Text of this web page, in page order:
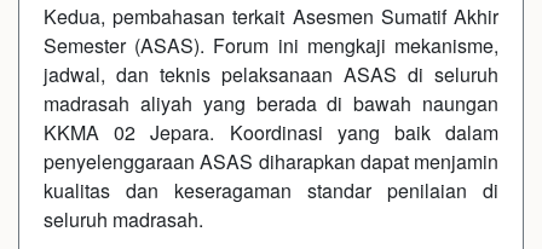
Kedua, pembahasan terkait Asesmen Sumatif Akhir
Semester (ASAS). Forum ini mengkaji mekanisme,
jadwal, dan teknis pelaksanaan ASAS di seluruh
madrasah aliyah yang berada di bawah naungan
KKMA 02 Jepara. Koordinasi yang baik dalam
penyelenggaraan ASAS diharapkan dapat menjamin
kualitas dan keseragaman standar penilaian di
seluruh madrasah.